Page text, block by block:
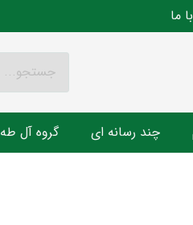
ما
چند رسانه ای گروه آل طه